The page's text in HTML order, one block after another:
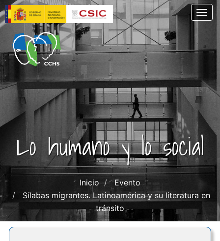
Pasar
al
contenido
principal
Lo humano y lo social
Inicio
Evento
Sílabas migrantes. Latinoamérica y su literatura en
tránsito